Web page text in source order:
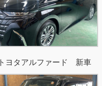
トヨタアルファード 新車